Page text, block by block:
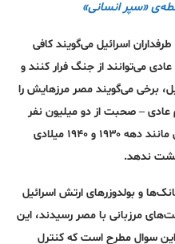
«سپر انسانی»
اسرائیل می‌گویند کافی
می‌توانند از جنگ فرار کنند و
برخی می‌گویند مصر مرزهایش را
عادی – صحبت از دو میلیون نفر
است – از نوار غزه خارج شوند، اسرائیل مانند دهه ۱۹۳۰ و ۱۹۴۰ میلادی
ندهد.
و بولدوزرهای ارتش اسرائیل
مرزبانی با مصر رسیدند، این
این سوال مطرح است که کنترل